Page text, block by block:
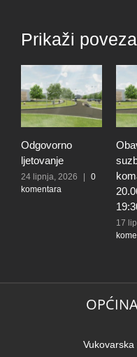
Prikaži
Odgovorno
ljetovanje
24 lipnja, 2026
0
komentara
17